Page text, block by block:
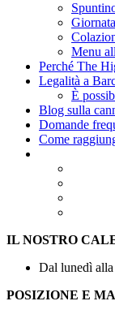
Menu
Perché The
Legalità a
È
Blog sulla
Domande
Come
IL NOSTRO
Dal lunedì
POSIZIONE E